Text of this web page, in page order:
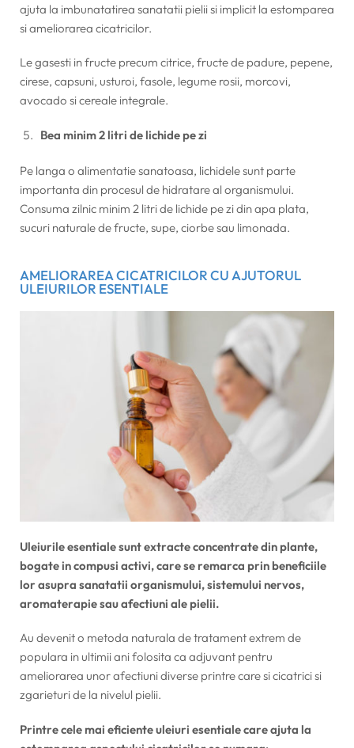
ajuta la imbunatatirea sanatatii pielii si implicit la estomparea
si ameliorarea cicatricilor.
Le gasesti in fructe precum citrice, fructe de padure, pepene,
cirese, capsuni, usturoi, fasole, legume rosii, morcovi,
avocado si cereale integrale.
Bea minim 2 litri de lichide pe zi
Pe langa o alimentatie sanatoasa, lichidele sunt parte
importanta din procesul de hidratare al organismului.
Consuma zilnic minim 2 litri de lichide pe zi din apa plata,
sucuri naturale de fructe, supe, ciorbe sau limonada.
AMELIORAREA CICATRICILOR CU AJUTORUL
ULEIURILOR ESENTIALE
Uleiurile esentiale sunt extracte concentrate din plante,
bogate in compusi activi, care se remarca prin beneficiile
lor asupra sanatatii organismului, sistemului nervos,
aromaterapie sau afectiuni ale pielii.
Au devenit o metoda naturala de tratament extrem de
populara in ultimii ani folosita ca adjuvant pentru
ameliorarea unor afectiuni diverse printre care si cicatrici si
zgarieturi de la nivelul pielii.
Printre cele mai eficiente uleiuri esentiale care ajuta la